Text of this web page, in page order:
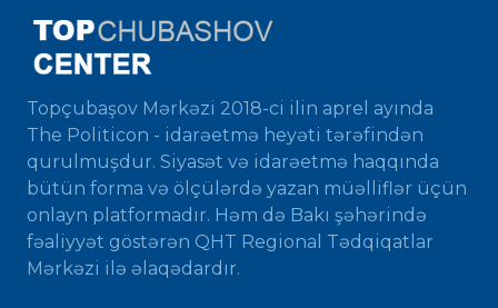
Topçubaşov Mərkəzi 2018-ci ilin aprel ayında
The Politicon - idarəetmə heyəti tərəfindən
qurulmuşdur. Siyasət və idarəetmə haqqında
bütün forma və ölçülərdə yazan müəlliflər üçün
onlayn platformadır. Həm də Bakı şəhərində
fəaliyyət göstərən QHT Regional Tədqiqatlar
Mərkəzi ilə əlaqədardır.